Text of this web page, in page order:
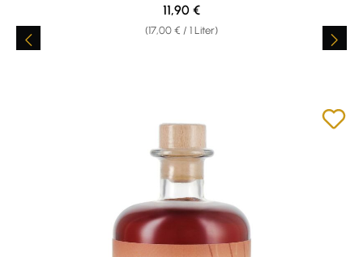
(17,00 € / 1 Liter)
Regulärer Preis:
11,90 €